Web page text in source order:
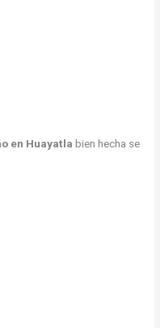
en Huayatla bien hecha se